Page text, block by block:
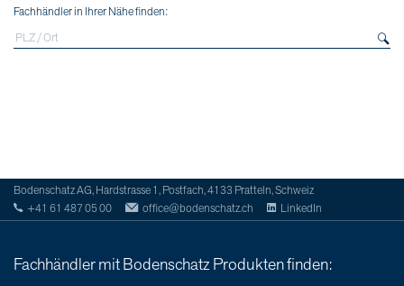
Fachhändler in Ihrer Nähe finden:
Bodenschatz AG, Hardstrasse 1, Postfach, 4133 Pratteln, Schweiz
+41 61 487 05 00
office@bodenschatz.ch LinkedIn
Fachhändler mit Bodenschatz Produkten finden: